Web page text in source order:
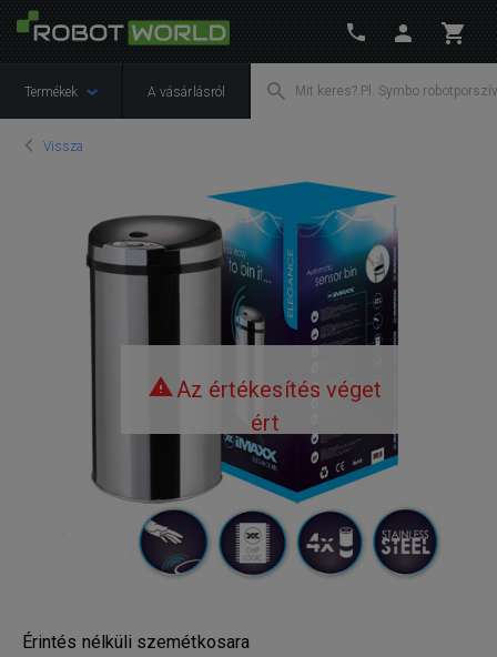
Termékek A vásárlásról
Vissza
Az értékesítés véget
ért
Érintés nélküli szemétkosara